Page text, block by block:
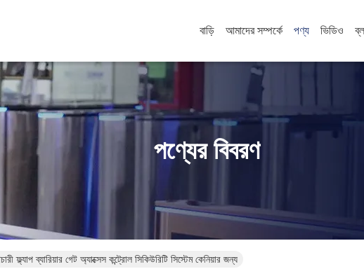
বাড়ি আমাদের সম্পর্কে পণ্য ভিডিও
পণ্যের বিবরণ
ফ্ল্যাপ ব্যারিয়ার গেট অ্যাক্সেস কন্ট্রোল সিকিউরিটি সিস্টেম কেনিয়ার জন্য